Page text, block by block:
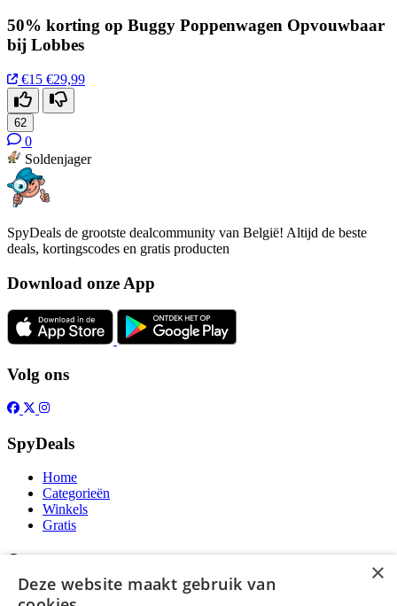
50% korting op Buggy Poppenwagen Opvouwbaar
bij Lobbes
€15 €29,99
62
0
Soldenjager
SpyDeals de grootste dealcommunity van België! Altijd de beste
deals, kortingscodes en gratis producten
Download onze App
Volg ons
SpyDeals
Home
Categorieën
Winkels
Gratis
Over
Over ons
×
Deze website maakt gebruik van